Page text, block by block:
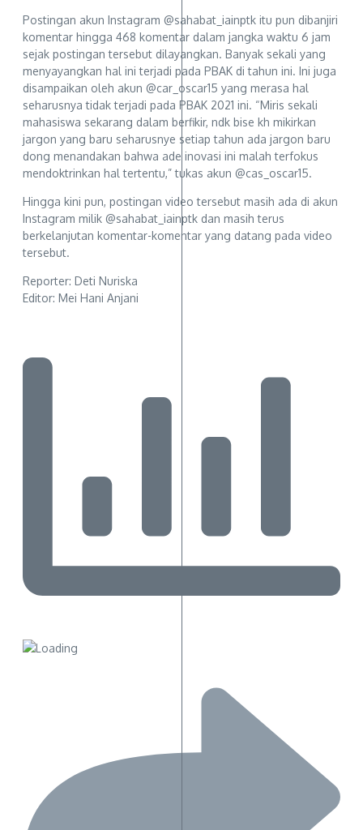
Postingan akun Instagram @sahabat_iainptk itu pun dibanjiri
komentar hingga 468 komentar dalam jangka waktu 6 jam
sejak postingan tersebut dilayangkan. Banyak sekali yang
menyayangkan hal ini terjadi pada PBAK di tahun ini. Ini juga
disampaikan oleh akun @car_oscar15 yang merasa hal
seharusnya tidak terjadi pada PBAK 2021 ini. “Miris sekali
mahasiswa sekarang dalam berfikir, ndk bise kh mikirkan
jargon yang baru seharusnye setiap tahun ada jargon baru
dong menandakan bahwa ade inovasi ini malah terfokus
mendoktrinkan hal tertentu,” tukas akun @cas_oscar15.
Hingga kini pun, postingan video tersebut masih ada di akun
Instagram milik @sahabat_iainptk dan masih terus
berkelanjutan komentar-komentar yang datang pada video
tersebut.
Reporter: Deti Nuriska
Editor: Mei Hani Anjani